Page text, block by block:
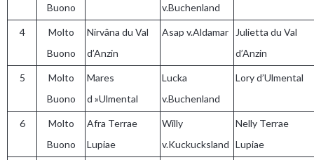
Buono
v.Buchenland
4
Molto
Buono
Nirvâna du Val
d’Anzin
Asap v.Aldamar
Julietta du Val
d’Anzin
5
Molto
Buono
Mares
d »Ulmental
Lucka
v.Buchenland
Lory d’Ulmental
6
Molto
Buono
Afra Terrae
Lupiae
Willy
v.Kuckucksland
Nelly Terrae
Lupiae